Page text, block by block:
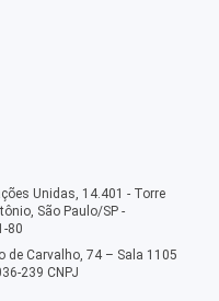
Unidas, 14.401 - Torre
São Paulo/SP -
80
de Carvalho, 74 – Sala 1105
239 CNPJ